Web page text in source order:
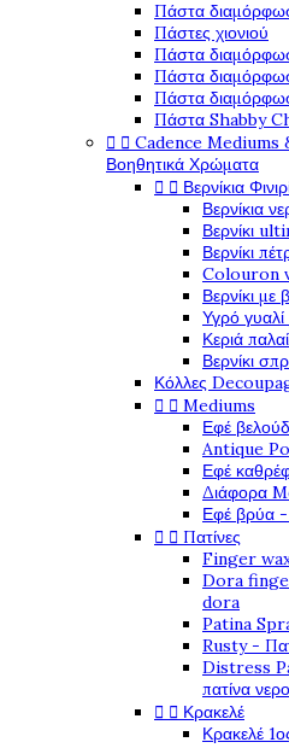
Πάστα
Πάστες χιονιού
Πάστα
Πάστα
Πάστα
Πάστα Shabby
  Cadence Mediums
Βοηθητικά Χρώματα
  Βερνίκια
Βερνίκια
Βερνίκι
Βερνίκι
Colouron
Βερνίκι με
Υγρό
Κεριά
Βερνίκι
Κόλλες
  Mediums
Εφέ
Antique
Εφέ
Διάφορα
Εφέ βρύα
  Πατίνες
Finger wax
Dora
dora
Patina
Rusty -
Distress
πατίνα
  Κρακελέ
Κρακελέ